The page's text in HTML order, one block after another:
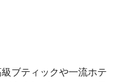
ブティックや一流ホテ